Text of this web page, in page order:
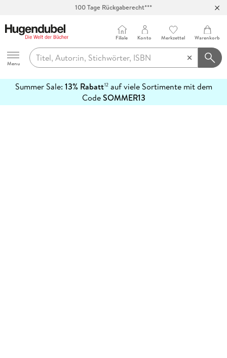
100 Tage Rückgaberecht***
Hugendubel
Menu
Filiale Konto Merkzettel Warenkorb
Summer Sale: 13% Rabatt12auf viele Sortimente mit dem
CodeSOMMER13
erfahren